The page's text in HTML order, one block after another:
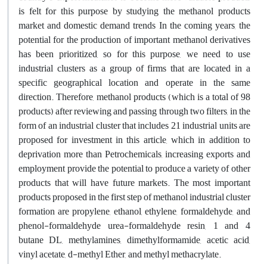
is felt for this purpose by studying the methanol products
market and domestic demand trends In the coming years, the
potential for the production of important methanol derivatives
has been prioritized, so for this purpose, we need to use
industrial clusters as a group of firms that are located in a
specific geographical location and operate in the same
direction. Therefore, methanol products (which is a total of 98
products) after reviewing and passing through two filters, in the
form of an industrial cluster that includes 21 industrial units are
proposed for investment in this article, which in addition to
deprivation more than Petrochemicals, increasing exports and
employment provide the potential to produce a variety of other
products that will have future markets. The most important
products proposed in the first step of methanol industrial cluster
formation are propylene, ethanol, ethylene, formaldehyde, and
phenol-formaldehyde urea-formaldehyde resin, 1 and 4
butane DL, methylamines, dimethylformamide, acetic acid,
vinyl acetate, d-methyl Ether, and methyl methacrylate.